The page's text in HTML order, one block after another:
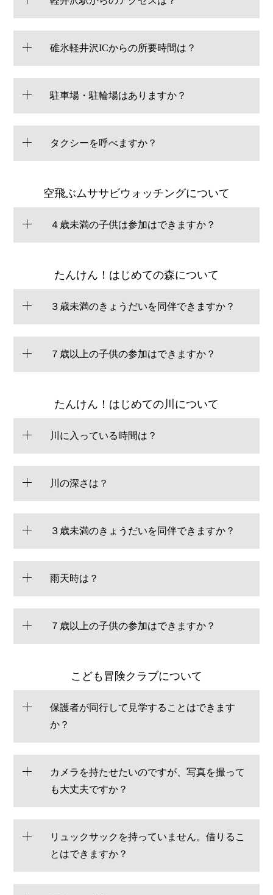
碓氷軽井沢ICからの所要時間は？
駐車場・駐輪場はありますか？
タクシーを呼べますか？
空飛ぶムササビウォッチングについて
４歳未満の子供は参加はできますか？
たんけん！はじめての森について
３歳未満のきょうだいを同伴できますか？
７歳以上の子供の参加はできますか？
たんけん！はじめての川について
川に入っている時間は？
川の深さは？
３歳未満のきょうだいを同伴できますか？
雨天時は？
７歳以上の子供の参加はできますか？
こども冒険クラブについて
保護者が同行して見学することはできます
か？
カメラを持たせたいのですが、写真を撮って
も大丈夫ですか？
リュックサックを持っていません。借りるこ
とはできますか？